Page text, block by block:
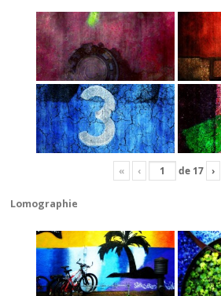
« ‹ de 17 ›
Lomographie